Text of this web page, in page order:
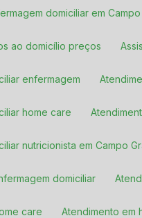
domiciliar em
ao domicílio preços
enfermagem
home care
nutricionista em Campo
domiciliar
care Atendimento